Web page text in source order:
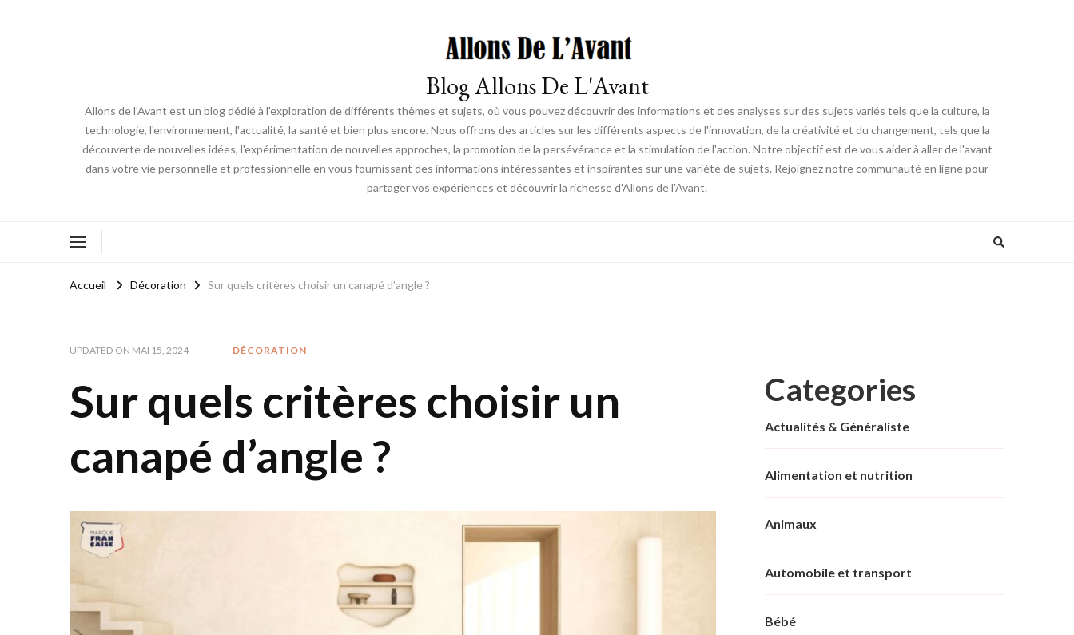
Blog Allons De L'Avant
Allons de l'Avant est un blog dédié à l'exploration de différents thèmes et sujets, où vous pouvez découvrir des informations et des analyses sur des sujets variés tels que la culture, la
technologie, l'environnement, l'actualité, la santé et bien plus encore. Nous offrons des articles sur les différents aspects de l'innovation, de la créativité et du changement, tels que la
découverte de nouvelles idées, l'expérimentation de nouvelles approches, la promotion de la persévérance et la stimulation de l'action. Notre objectif est de vous aider à aller de l'avant
dans votre vie personnelle et professionnelle en vous fournissant des informations intéressantes et inspirantes sur une variété de sujets. Rejoignez notre communauté en ligne pour
partager vos expériences et découvrir la richesse d'Allons de l'Avant.
Accueil Décoration Sur quels critères choisir un canapé d’angle ?
UPDATED ON MAI 15, 2024 DÉCORATION
Sur quels critères choisir un
canapé d’angle ?
Categories
Actualités & Généraliste
Alimentation et nutrition
Animaux
Automobile et transport
Bébé